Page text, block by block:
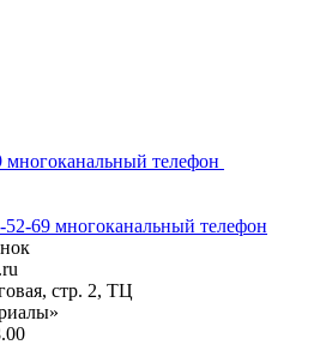
многоканальный телефон
52-69 многоканальный телефон
стр. 2, ТЦ